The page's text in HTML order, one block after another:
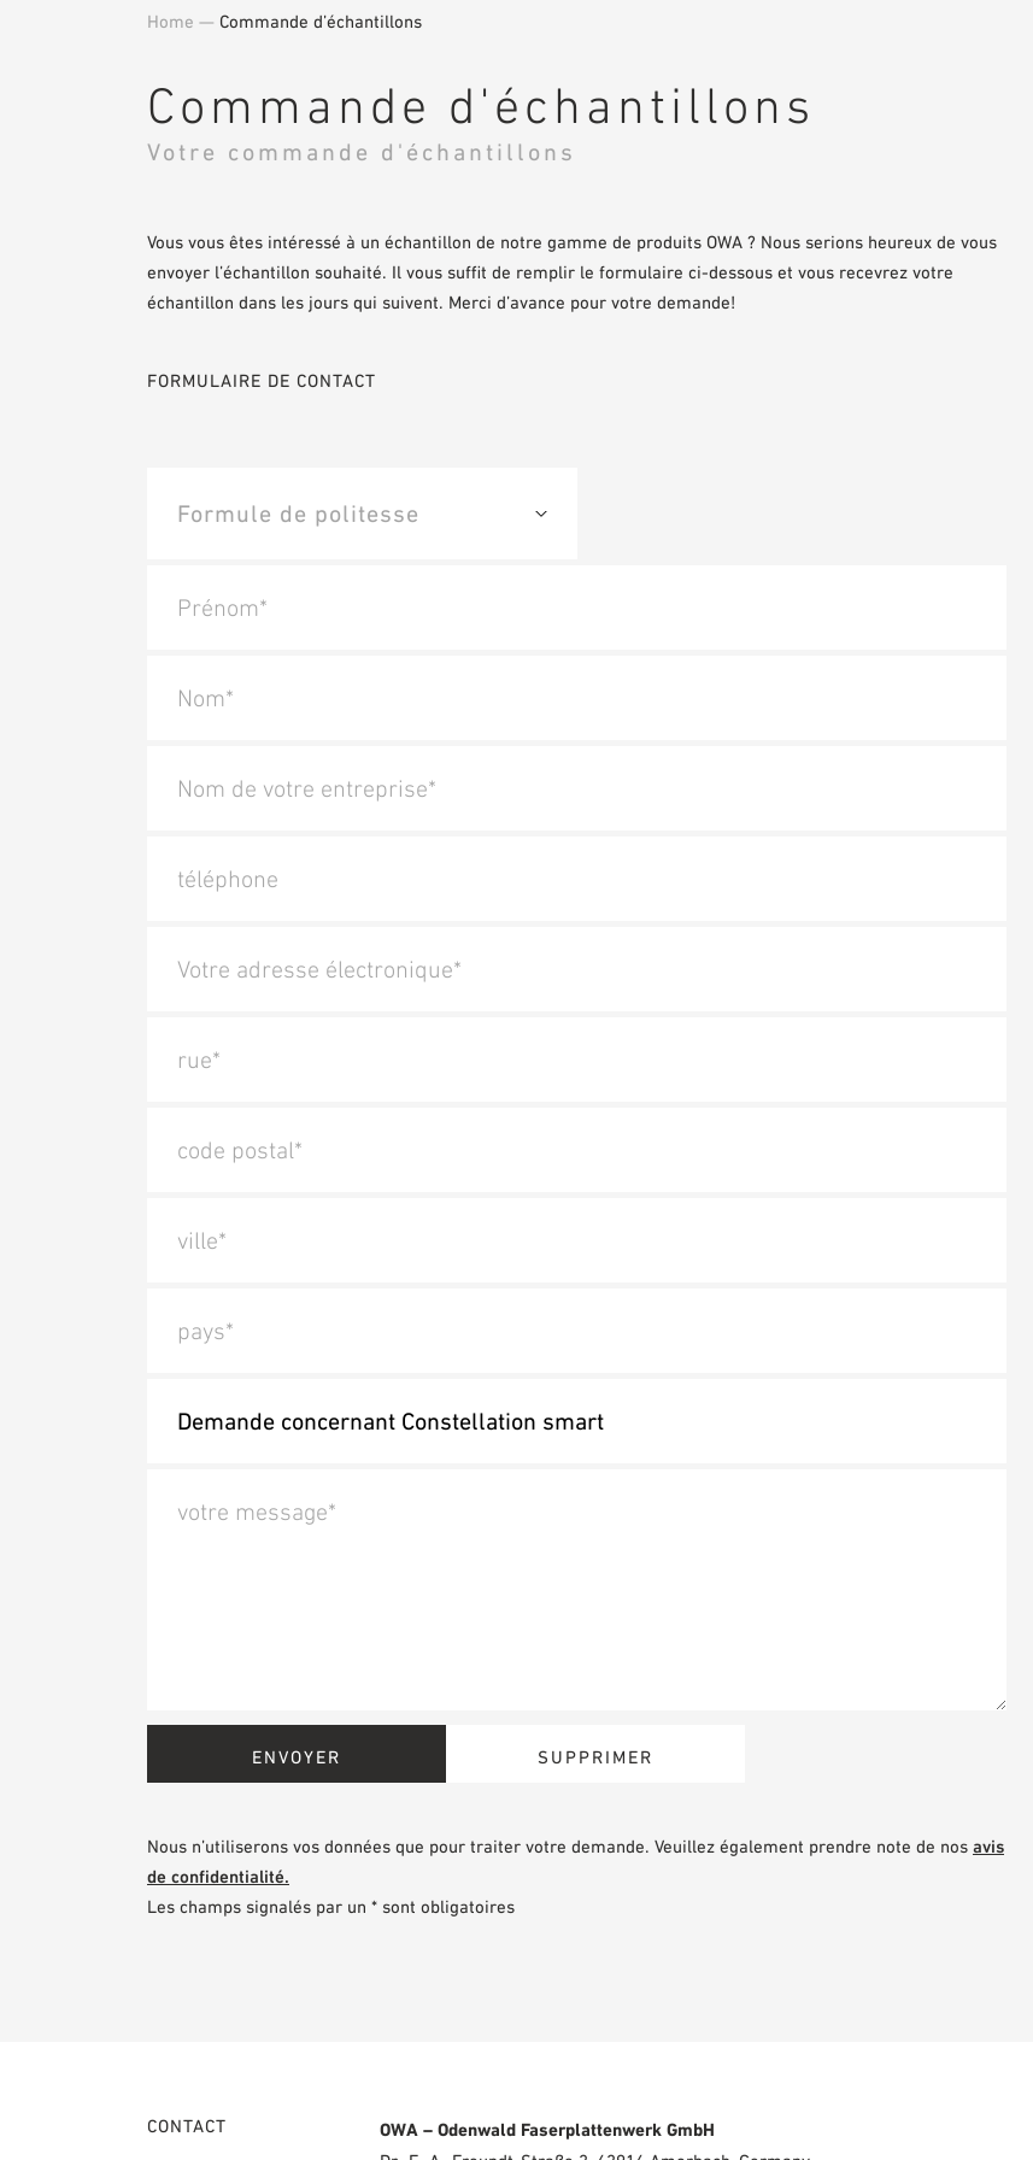
Home — Commande d’échantillons
Commande d'échantillons
Votre commande d'échantillons
Vous vous êtes intéressé à un échantillon de notre gamme de produits OWA ? Nous serions heureux de vous
envoyer l’échantillon souhaité. Il vous suffit de remplir le formulaire ci-dessous et vous recevrez votre
échantillon dans les jours qui suivent. Merci d’avance pour votre demande!
FORMULAIRE DE CONTACT
Prénom*
Nom*
Nom de votre entreprise*
téléphone
Votre adresse électronique*
rue*
code postal*
ville*
pays*
votre message*
Nous n’utiliserons vos données que pour traiter votre demande. Veuillez également prendre note de nos avis
de confidentialité.
Les champs signalés par un * sont obligatoires
CONTACT OWA – Odenwald Faserplattenwerk GmbH